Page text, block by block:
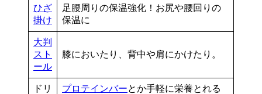
ひざ
掛け
足腰周りの保温強化！お尻や腰回りの
保温に
大判
スト
ール
膝においたり、背中や肩にかけたり。
ドリ
プロテインバーとか手軽に栄養とれる